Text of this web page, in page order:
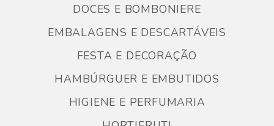
DOCES E BOMBONIERE
EMBALAGENS E DESCARTÁVEIS
FESTA E DECORAÇÃO
HAMBÚRGUER E EMBUTIDOS
HIGIENE E PERFUMARIA